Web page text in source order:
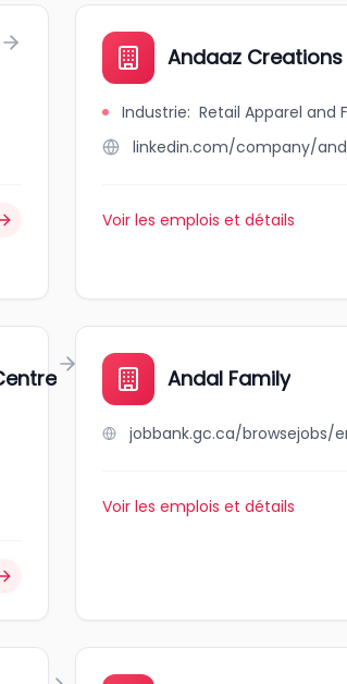
Andaaz Creations
Industrie: Retail Apparel and
linkedin.com/company/
Voir les emplois et détails
Andal Family
Voir les emplois et détails